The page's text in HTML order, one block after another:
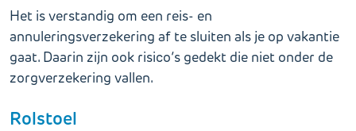
Het is verstandig om een reis- en
annuleringsverzekering af te sluiten als je op vakantie
gaat. Daarin zijn ook risico’s gedekt die niet onder de
zorgverzekering vallen.
Rolstoel